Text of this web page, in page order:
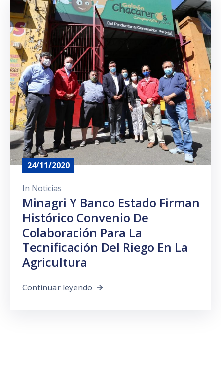
24/11/2020
In Noticias
Minagri Y Banco Estado Firman
Histórico Convenio De
Colaboración Para La
Tecnificación Del Riego En La
Agricultura
Continuar leyendo